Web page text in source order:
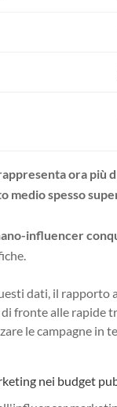
ora più
medio spesso
influencer
dati, il rapporto
fronte alle rapide
le campagne in
nei budget